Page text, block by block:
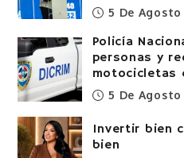
5 De Agosto
Policía
personas y
motocicletas
5 De Agosto
Invertir bien
bien